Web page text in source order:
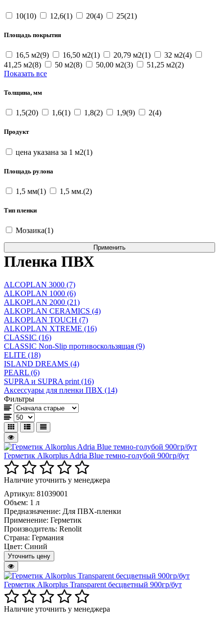
10(10) 12,6(1) 20(4) 25(21)
Площадь покрытия
16,5 м2(9) 16,50 м2(1) 20,79 м2(1)
32 м2(4)
41,25 м2(8)
50 м2(8) 50,00 м2(3)
51,25 м2(2)
Показать все
Толщина, мм
1,5(20) 1,6(1) 1,8(2) 1,9(9) 2(4)
Продукт
цена указана за 1 м2(1)
Площадь рулона
1,5 мм(1) 1,5 мм.(2)
Тип пленки
Мозаика(1)
Пленка ПВХ
ALCOPLAN 3000 (7)
ALKOPLAN 1000 (6)
ALKOPLAN 2000 (21)
ALKOPLAN CERAMICS (4)
ALKOPLAN TOUCH (7)
ALKOPLAN XTREME (16)
CLASSIC (16)
CLASSIC Non-Slip противоскользящая (9)
ELITE (18)
ISLAND DREAMS (4)
PEARL (6)
SUPRA и SUPRA print (16)
Аксессуары для пленки ПВХ (14)
Фильтры
Герметик Alkorplus Adria Blue темно-голубой 900гр/бут
Наличие уточнить у менеджера
Артикул: 81039001
Объем: 1 л
Предназначение: Для ПВХ-пленки
Применение: Герметик
Производитель: Renolit
Страна: Германия
Цвет: Синий
Уточнить цену
Герметик Alkorplus Transparent бесцветный 900гр/бут
Наличие уточнить у менеджера